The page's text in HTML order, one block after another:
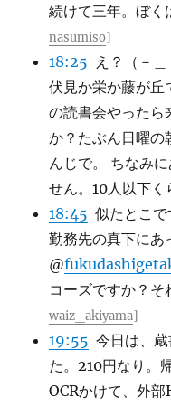
続けて三年。ぼく
nasumiso]
18:25 え？（－
伏見か栄か藤が丘
の読書会やったら
か？たぶん日曜の
んじで。 ちなみ
せん。10人以下く
18:45 似たとこで
勤務先の真下にあ
@
コーズですか？そ
waiz_akiyama]
19:55 今日は、
た。210円なり。
OCRかけて、外